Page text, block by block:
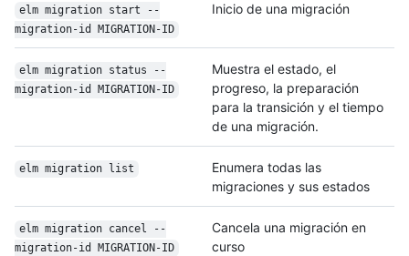
elm migration start --
migration-id MIGRATION-ID
Inicio de una migración
elm migration status --
migration-id MIGRATION-ID
Muestra el estado, el
progreso, la preparación
para la transición y el tiempo
de una migración.
elm migration list
Enumera todas las
migraciones y sus estados
elm migration cancel --
migration-id MIGRATION-ID
Cancela una migración en
curso